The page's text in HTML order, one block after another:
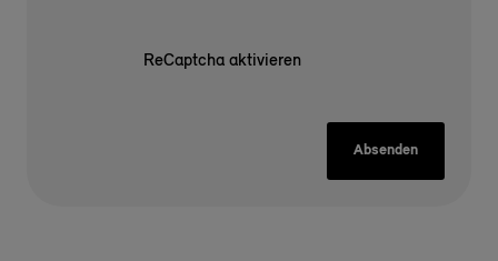
ReCaptcha aktivieren
Absenden